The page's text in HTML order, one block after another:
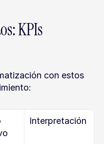
KPIs
con estos
Interpretación